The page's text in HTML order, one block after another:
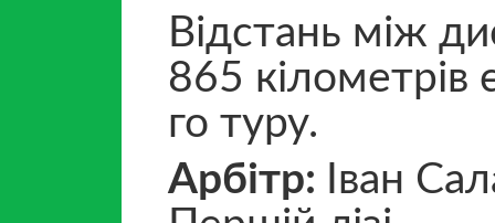
Відстань між
865 кілометрів
го туру.
Арбітр:
Іван